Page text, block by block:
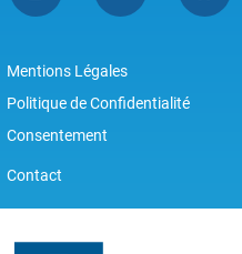
Mentions Légales
Politique de Confidentialité
Consentement
Contact